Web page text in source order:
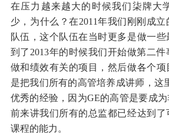
在压力越来越大的时候我们柒牌大
少，为什么？在2011年我们刚刚成
队伍，这个队伍在当时更多是做一些
到了2013年的时候我们开始做第二
做和绩效有关的项目，然后做各个
是把我们所有的高管培养成讲师，这
优秀的经验，因为GE的高管是要成
前来讲我们所有的总监都已经达到
课程的能力。